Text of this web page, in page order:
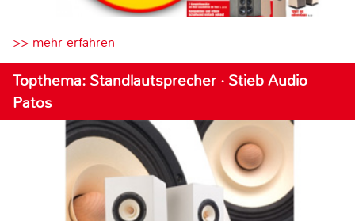
>> mehr erfahren
Topthema: Standlautsprecher · Stieb Audio
Patos